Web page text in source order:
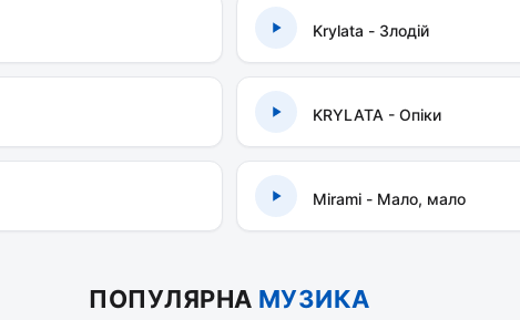
Krylata - Злодій
KRYLATA - Опіки
Mirami - Мало, мало
ПОПУЛЯРНА МУЗИКА